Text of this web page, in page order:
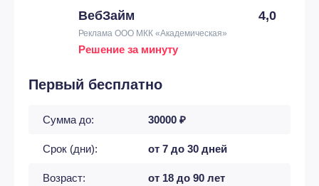
ВебЗайм 4,0
Реклама ООО МКК «Академическая»
Решение за минуту
Первый бесплатно
Сумма до: 30000 ₽
Срок (дни): от 7 до 30 дней
Возраст: от 18 до 90 лет